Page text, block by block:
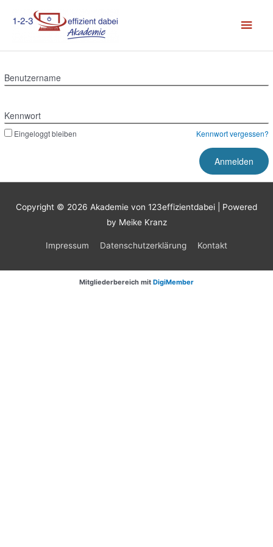
Inhalt
Benutzername
Kennwort
Eingeloggt bleiben Kennwort vergessen?
Copyright © 2026 Akademie von 123effizientdabei | Powered
by Meike Kranz
Impressum Datenschutzerklärung Kontakt
Mitgliederbereich mit DigiMember